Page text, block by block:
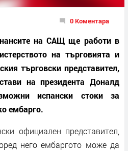
0 Коментара
на САЩ ще работи в
на търговията и
търговски представител,
на президента Доналд
испански стоки за
ембарго.
официален представител,
него ембаргото може да